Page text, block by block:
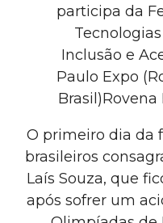
participa da
Inclusão e
Paulo Expo
Brasil)Rovena
O primeiro dia da
brasileiros
Laís Souza, que
após sofrer um